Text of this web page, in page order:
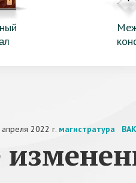
2022 г. магистратура ВАК